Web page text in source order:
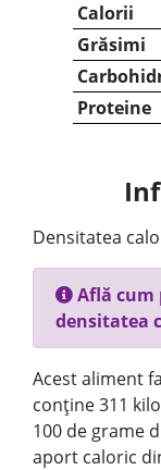
Calorii
Grăsimi
Proteine
Densitatea
Află cum
densitatea
Acest aliment
conține 311
100 de grame
aport caloric